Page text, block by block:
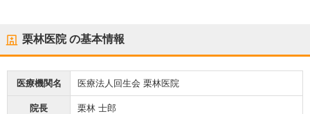
栗林医院の基本情報
医療機関名 医療法人回生会 栗林医院
院長 栗林 士郎